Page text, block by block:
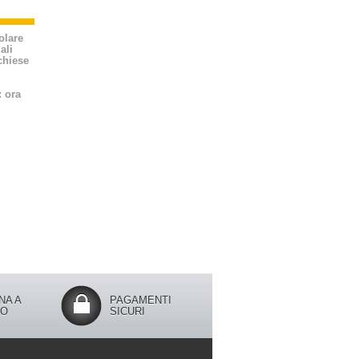
ora
A
PAGAMENTI
SICURI